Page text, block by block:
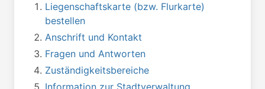
Liegenschaftskarte (bzw. Flurkarte)
bestellen
Anschrift und Kontakt
Fragen und Antworten
Zuständigkeitsbereiche
Information zur Stadtverwaltung